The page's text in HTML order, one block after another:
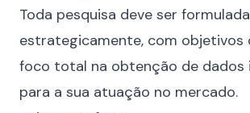
Toda pesquisa deve ser formulada
estrategicamente, com objetivos
foco total na obtenção de dados
para a sua atuação no mercado.